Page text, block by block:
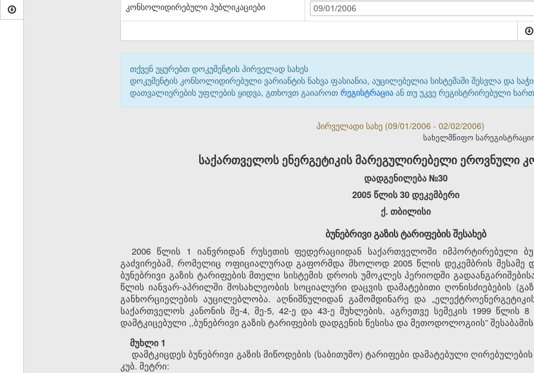
კონსოლიდირებული პუბლიკაციები 09/01/2006
თქვენ უყურებთ დოკუმენტის პირველად სახეს
დოკუმენტის კონსოლიდირებული ვარიანტის ნახვა ფასიანია, აუცილებელია სისტემაში შესვლა და
დათვალიერების უფლების ყიდვა, გთხოვთ გაიაროთ რეგისტრაცია ან თუ უკვე რეგისტრირებული
პირველადი სახე (09/01/2006 - 02/02/2006)
სახელმწიფო
საქართველოს ენერგეტიკის მარეგულირებელი ეროვნული
დადგენილება №30
2005 წლის 30 დეკემბერი
ქ. თბილისი
ბუნებრივი გაზის ტარიფების შესახებ
2006 წლის 1 იანვრიდან რუსეთის ფედერაციიდან საქართველოში იმპორტირებული
გაძვირებამ, რომელიც ოფიციალურად გაფორმდა მხოლოდ 2005 წლის დეკემბრის მესამე
ბუნებრივი გაზის ტარიფების მთელი სისტემის დროის უმოკლეს პერიოდში
წლის იანვარ-აპრილში მოსახლეობის სოციალური დაცვის დამატებითი ღონისძიებების
განხორციელების აუცილებლობა. აღნიშნულიდან გამომდინარე და
საქართველოს კანონის მე-4, მე-5, 42-ე და 43-ე მუხლების, აგრეთვე სემეკის 1999 წლის
დამტკიცებული ,,ბუნებრივი გაზის ტარიფების დადგენის წესისა და მეთოდოლოგიის”
მუხლი 1
დამტკიცდეს ბუნებრივი გაზის მიწოდების (საბითუმო) ტარიფები დამატებული
კუბ. მეტრი: